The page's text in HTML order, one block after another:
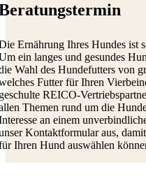
Ernährung Ihres Hundes ist
ein langes und gesundes
Wahl des Hundefutters von
Futter für Ihren
REICO-
Themen rund um die
an einem
Kontaktformular aus,
Ihren Hund auswählen